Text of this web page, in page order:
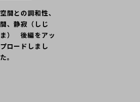
空間との調和性、
間、静寂（しじ
ま） 後編をアッ
プロードしまし
た。